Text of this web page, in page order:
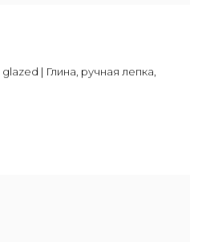
glazed | Глина, ручная лепка,